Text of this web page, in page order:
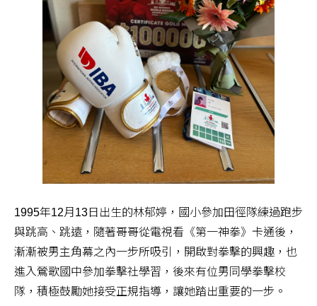
1995年12月13日出生的林郁婷，國小參加田徑隊練過跑步
與跳高、跳遠，隨著哥哥從電視看《第一神拳》卡通後，
漸漸被男主角幕之內一步所吸引，開啟對拳擊的興趣，也
進入鶯歌國中參加拳擊社學習，後來有位男同學拳擊校
隊，積極鼓勵她接受正規指導，讓她踏出重要的一步。